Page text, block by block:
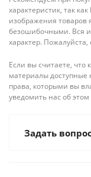
характеристик, так
изображения
безошибочными. Вся
характер.
Если вы считаете, что
материалы доступные
права, которыми вы
уведомить нас об этом
Задать вопрос